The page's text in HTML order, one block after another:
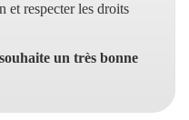
et respecter les droits
un très bonne